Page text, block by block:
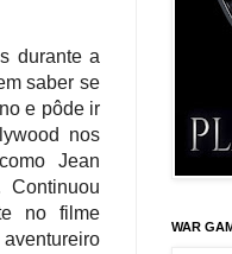
durante a
saber se
e pôde ir
nos
Jean
Continuou
no filme
WAR